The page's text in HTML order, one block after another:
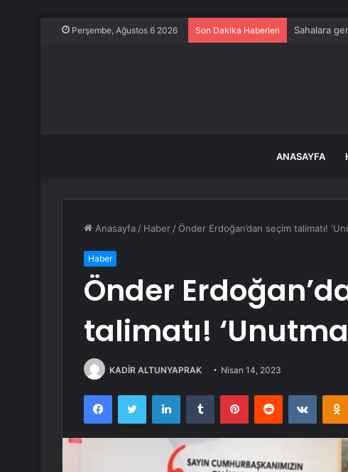
Perşembe, Ağustos 6 2026 Son Dakika Haberleri ON
ANASAYFA
Anasayfa / Haber / Önder Erdoğan’dan seçim talimatı!
Haber
Önder
talimatı!
KADİR ALTUNYAPRAK Nisan 14, 2023
FacebookTwitter LinkedInTumblr PinterestReddit